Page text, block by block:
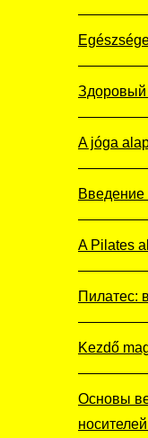
Здоровый
A jóga
Введение
A Pilates
Пилатес:
Kezdő
Основы